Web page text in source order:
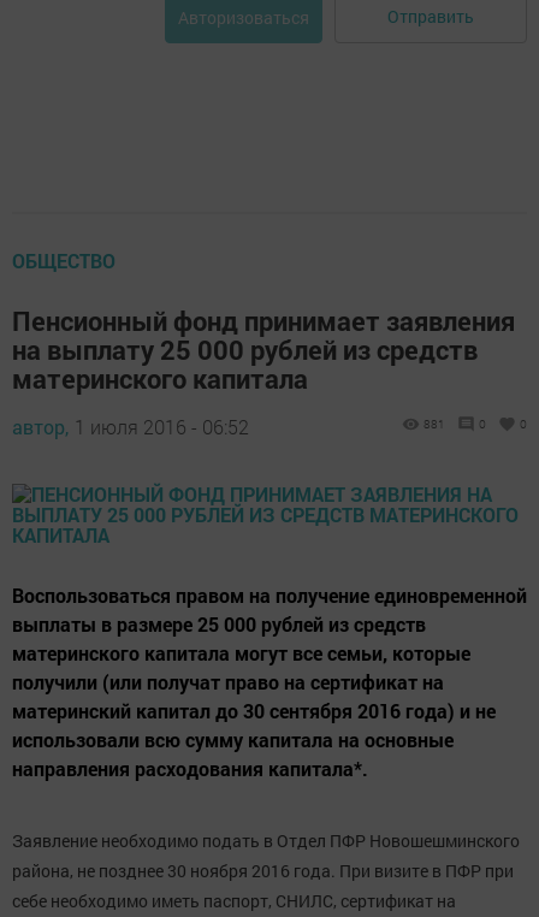
Авторизоваться Отправить
ОБЩЕСТВО
Пенсионный фонд принимает заявления
на выплату 25 000 рублей из средств
материнского капитала
автор, 1 июля 2016 - 06:52 881 0 0
Воспользоваться правом на получение единовременной
выплаты в размере 25 000 рублей из средств
материнского капитала могут все семьи, которые
получили (или получат право на сертификат на
материнский капитал до 30 сентября 2016 года) и не
использовали всю сумму капитала на основные
направления расходования капитала*.
Заявление необходимо подать в Отдел ПФР Новошешминского
района, не позднее 30 ноября 2016 года. При визите в ПФР при
себе необходимо иметь паспорт, СНИЛС, сертификат на